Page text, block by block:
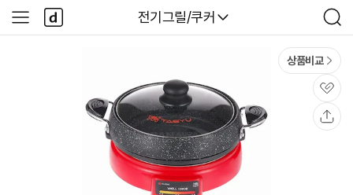
다나와
전기그릴/쿠커
검
색
사
이
다
나
와
상품비교
관
심